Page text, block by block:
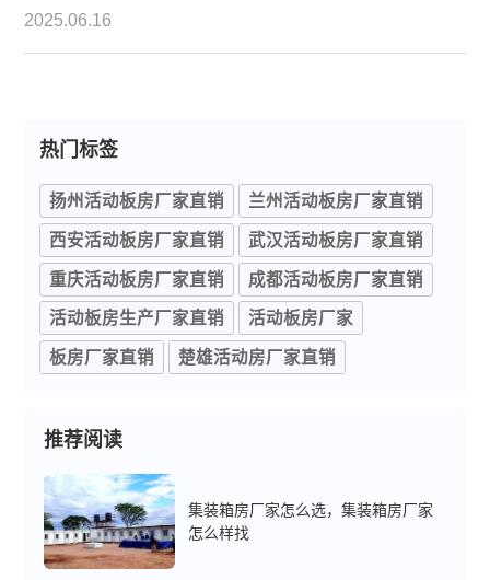
时都面临一个难题：同样的预算，如何挑选板材，才
2025.06.16
热门标签
扬州活动板房厂家直销 兰州活动板房厂家直销
西安活动板房厂家直销 武汉活动板房厂家直销
重庆活动板房厂家直销 成都活动板房厂家直销
活动板房生产厂家直销 活动板房厂家
板房厂家直销 楚雄活动房厂家直销
推荐阅读
集装箱房厂家怎么选，集装箱房厂家
怎么样找